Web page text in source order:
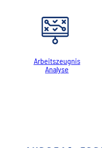
Arbeitszeugnis
Analyse